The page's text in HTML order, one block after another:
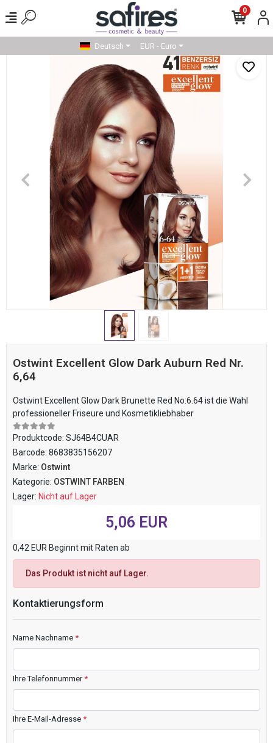
0
Deutsch EUR - Euro
Ostwint Excellent Glow Dark Auburn Red Nr.
6,64
Ostwint Excellent Glow Dark Brunette Red No:6.64 ist die Wahl
professioneller Friseure und Kosmetikliebhaber
Produktcode: SJ64B4CUAR
Barcode: 8683835156207
Marke: Ostwint
Kategorie: OSTWINT FARBEN
Lager: Nicht auf Lager
5,06 EUR
0,42 EUR Beginnt mit Raten ab
Das Produkt ist nicht auf Lager.
Kontaktierungsform
Name Nachname *
Ihre Telefonnummer*
Ihre E-Mail-Adresse *